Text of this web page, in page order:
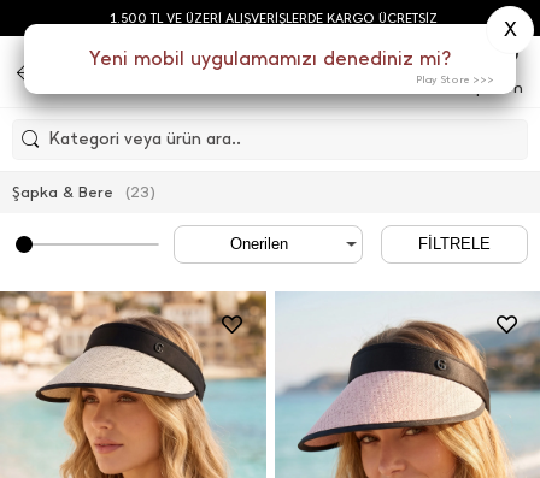
1.500 TL VE ÜZERİ ALIŞVERİŞLERDE KARGO ÜCRETSİZ
Sepetim
Kategori veya ürün ara..
Şapka & Bere (23)
FİLTRELE
Yeni mobil uygulamamızı denediniz mi?
X
Play Store >>>